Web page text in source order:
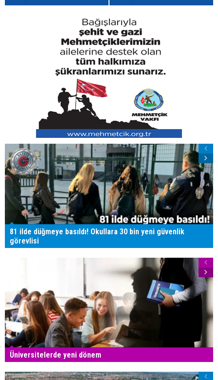
81 ilde düğmeye basıldı! Okullara 30 bin yeni güvenlik
görevlisi
Üniversitelerde yeni dönem